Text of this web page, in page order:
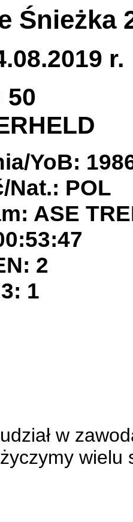
Śnieżka
r.
50
YoB:
Nat.: POL
ASE
2
1
w
wielu